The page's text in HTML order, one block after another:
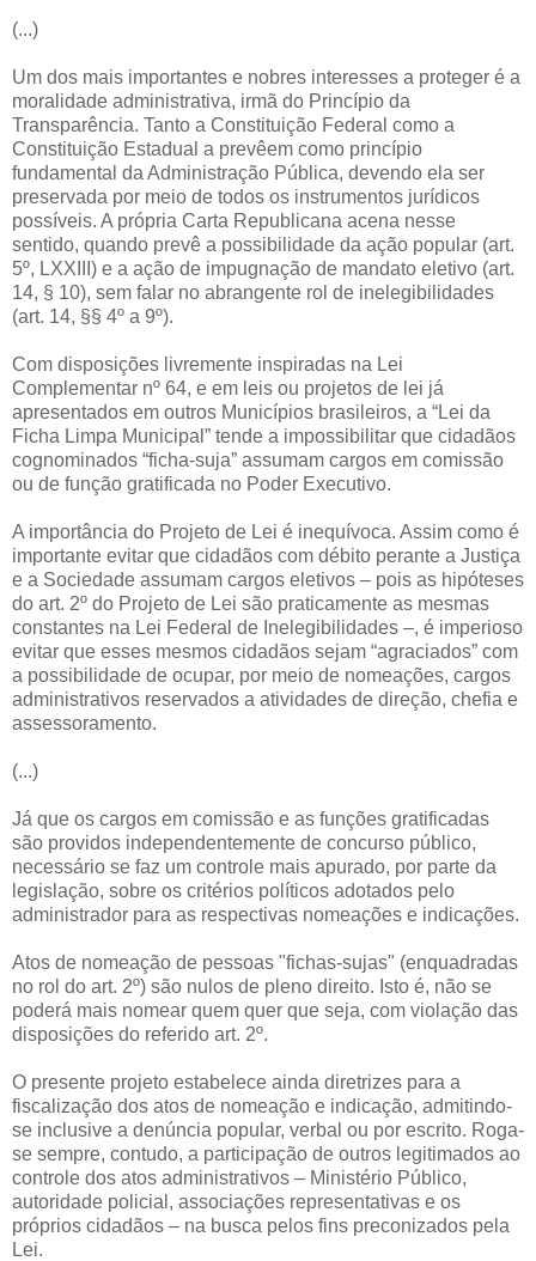
(...)
Um dos mais importantes e nobres interesses a proteger é a
moralidade administrativa, irmã do Princípio da
Transparência. Tanto a Constituição Federal como a
Constituição Estadual a prevêem como princípio
fundamental da Administração Pública, devendo ela ser
preservada por meio de todos os instrumentos jurídicos
possíveis. A própria Carta Republicana acena nesse
sentido, quando prevê a possibilidade da ação popular (art.
5º, LXXIII) e a ação de impugnação de mandato eletivo (art.
14, § 10), sem falar no abrangente rol de inelegibilidades
(art. 14, §§ 4º a 9º).
Com disposições livremente inspiradas na Lei
Complementar nº 64, e em leis ou projetos de lei já
apresentados em outros Municípios brasileiros, a “Lei da
Ficha Limpa Municipal” tende a impossibilitar que cidadãos
cognominados “ficha-suja” assumam cargos em comissão
ou de função gratificada no Poder Executivo.
A importância do Projeto de Lei é inequívoca. Assim como é
importante evitar que cidadãos com débito perante a Justiça
e a Sociedade assumam cargos eletivos – pois as hipóteses
do art. 2º do Projeto de Lei são praticamente as mesmas
constantes na Lei Federal de Inelegibilidades –, é imperioso
evitar que esses mesmos cidadãos sejam “agraciados” com
a possibilidade de ocupar, por meio de nomeações, cargos
administrativos reservados a atividades de direção, chefia e
assessoramento.
(...)
Já que os cargos em comissão e as funções gratificadas
são providos independentemente de concurso público,
necessário se faz um controle mais apurado, por parte da
legislação, sobre os critérios políticos adotados pelo
administrador para as respectivas nomeações e indicações.
Atos de nomeação de pessoas "fichas-sujas" (enquadradas
no rol do art. 2º) são nulos de pleno direito. Isto é, não se
poderá mais nomear quem quer que seja, com violação das
disposições do referido art. 2º.
O presente projeto estabelece ainda diretrizes para a
fiscalização dos atos de nomeação e indicação, admitindo-
se inclusive a denúncia popular, verbal ou por escrito. Roga-
se sempre, contudo, a participação de outros legitimados ao
controle dos atos administrativos – Ministério Público,
autoridade policial, associações representativas e os
próprios cidadãos – na busca pelos fins preconizados pela
Lei.